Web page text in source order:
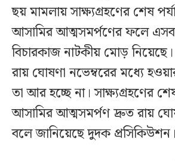
ছয় মামলায় সাক্ষ্যগ্রহণের শেষ
আসামির আত্মসমর্পণের ফলে
বিচারকাজ নাটকীয় মোড়
রায় ঘোষণা নভেম্বরের মধ্যে
তা আর হচ্ছে না। সাক্ষ্যগ্রহণের
আসামির আত্মসমর্পণ দ্রুত রায়
বলে জানিয়েছে দুদক প্রসিকিউশন।